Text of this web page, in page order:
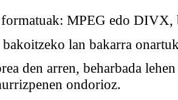
MPEG edo DIVX,
lan bakarra
den arren, beharbada
ondorioz.